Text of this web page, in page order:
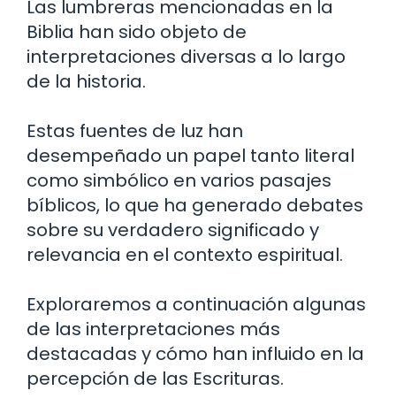
Las lumbreras mencionadas en la
Biblia han sido objeto de
interpretaciones diversas a lo largo
de la historia.
Estas fuentes de luz han
desempeñado un papel tanto literal
como simbólico en varios pasajes
bíblicos, lo que ha generado debates
sobre su verdadero significado y
relevancia en el contexto espiritual.
Exploraremos a continuación algunas
de las interpretaciones más
destacadas y cómo han influido en la
percepción de las Escrituras.